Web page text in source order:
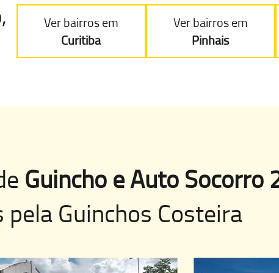
,
Ver bairros em
Curitiba
Ver bairros em
Pinhais
Guincho e Auto Socorro
pelaGuinchos Costeira